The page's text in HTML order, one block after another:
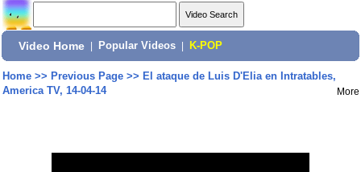
Video Home Popular Videos K-POP
Home>> Previous Page>> El ataque de Luis D'Elia en Intratables,
America TV, 14-04-14
More